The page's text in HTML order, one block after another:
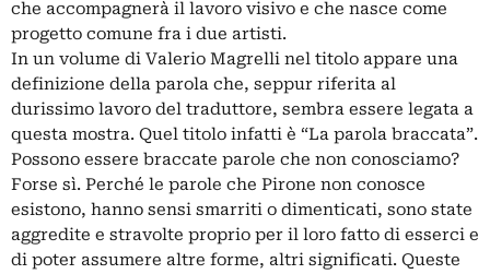
che accompagnerà il lavoro visivo e che nasce come
progetto comune fra i due artisti.
In un volume di Valerio Magrelli nel titolo appare una
definizione della parola che, seppur riferita al
durissimo lavoro del traduttore, sembra essere legata a
questa mostra. Quel titolo infatti è “La parola braccata”.
Possono essere braccate parole che non conosciamo?
Forse sì. Perché le parole che Pirone non conosce
esistono, hanno sensi smarriti o dimenticati, sono state
aggredite e stravolte proprio per il loro fatto di esserci e
di poter assumere altre forme, altri significati. Queste